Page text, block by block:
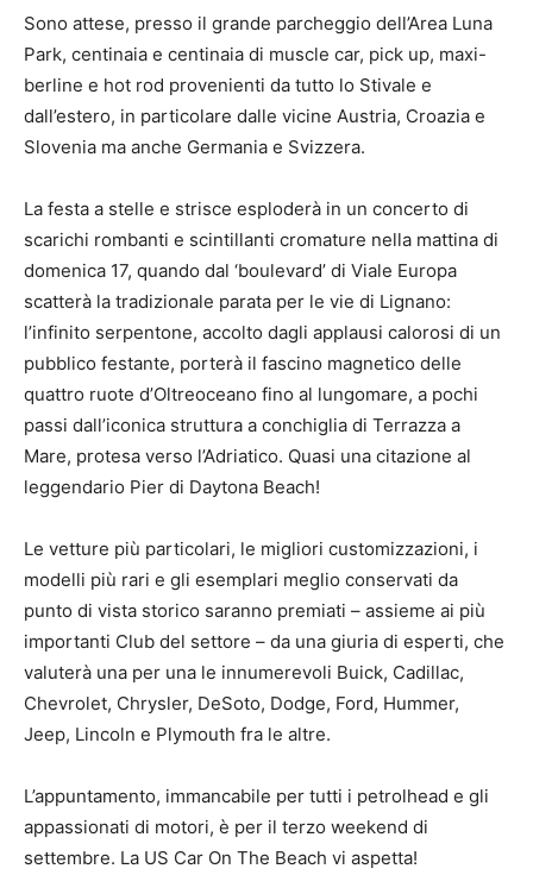
Sono attese, presso il grande parcheggio dell’Area Luna
Park, centinaia e centinaia di muscle car, pick up, maxi-
berline e hot rod provenienti da tutto lo Stivale e
dall’estero, in particolare dalle vicine Austria, Croazia e
Slovenia ma anche Germania e Svizzera.
La festa a stelle e strisce esploderà in un concerto di
scarichi rombanti e scintillanti cromature nella mattina di
domenica 17, quando dal ‘boulevard’ di Viale Europa
scatterà la tradizionale parata per le vie di Lignano:
l’infinito serpentone, accolto dagli applausi calorosi di un
pubblico festante, porterà il fascino magnetico delle
quattro ruote d’Oltreoceano fino al lungomare, a pochi
passi dall’iconica struttura a conchiglia di Terrazza a
Mare, protesa verso l’Adriatico. Quasi una citazione al
leggendario Pier di Daytona Beach!
Le vetture più particolari, le migliori customizzazioni, i
modelli più rari e gli esemplari meglio conservati da
punto di vista storico saranno premiati – assieme ai più
importanti Club del settore – da una giuria di esperti, che
valuterà una per una le innumerevoli Buick, Cadillac,
Chevrolet, Chrysler, DeSoto, Dodge, Ford, Hummer,
Jeep, Lincoln e Plymouth fra le altre.
L’appuntamento, immancabile per tutti i petrolhead e gli
appassionati di motori, è per il terzo weekend di
settembre. La US Car On The Beach vi aspetta!